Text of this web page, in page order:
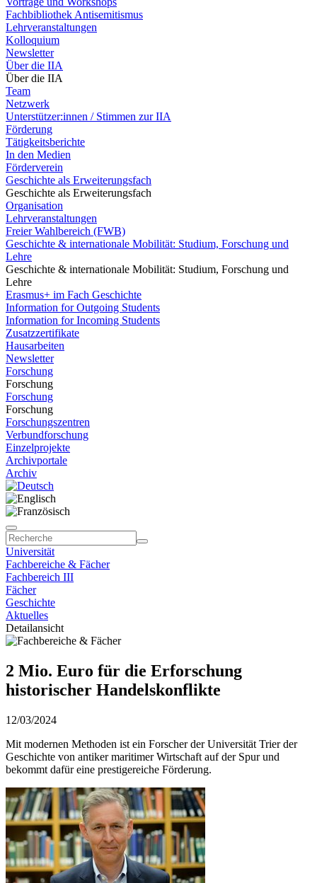
Fachbibliothek Antisemitismus
Lehrveranstaltungen
Kolloquium
Newsletter
Über die IIA
Über die IIA
Team
Netzwerk
Unterstützer:innen / Stimmen zur IIA
Förderung
Tätigkeitsberichte
In den Medien
Förderverein
Geschichte als Erweiterungsfach
Geschichte als Erweiterungsfach
Organisation
Lehrveranstaltungen
Freier Wahlbereich (FWB)
Geschichte & internationale Mobilität: Studium, Forschung und
Lehre
Geschichte & internationale Mobilität: Studium, Forschung und
Lehre
Erasmus+ im Fach Geschichte
Information for Outgoing Students
Information for Incoming Students
Zusatzzertifikate
Hausarbeiten
Newsletter
Forschung
Forschung
Forschung
Forschung
Forschungszentren
Verbundforschung
Einzelprojekte
Archivportale
Archiv
Universität
Fachbereiche & Fächer
Fachbereich III
Fächer
Geschichte
Aktuelles
Detailansicht
2 Mio. Euro für die Erforschung
historischer Handelskonflikte
12/03/2024
Mit modernen Methoden ist ein Forscher der Universität Trier der
Geschichte von antiker maritimer Wirtschaft auf der Spur und
bekommt dafür eine prestigereiche Förderung.